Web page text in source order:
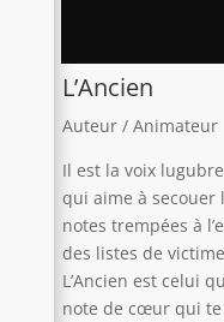
L’Ancien
Auteur / Animateur
Il est la voix
qui aime à secouer
notes trempées à
des listes de
L’Ancien est celui
note de cœur qui